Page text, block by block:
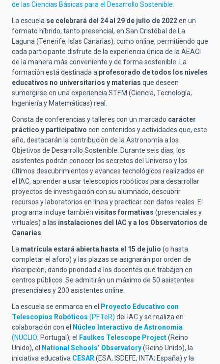
de las Ciencias Básicas para el Desarrollo Sostenible.
La escuela se celebrará del 24 al 29 de julio de 2022en un
formato híbrido, tanto presencial, en San Cristóbal de La
Laguna (Tenerife, Islas Canarias), como online, permitiendo que
cada participante disfrute de la experiencia única de la AEACI
de la manera más conveniente y de forma sostenible. La
formación está destinada a profesorado de todos los niveles
educativos no universitarios y materias que deseen
sumergirse en una experiencia STEM (Ciencia, Tecnología,
Ingeniería y Matemáticas) real.
Consta de conferencias y talleres con un marcado carácter
práctico y participativo con contenidos y actividades que, este
año, destacarán la contribución de la Astronomía a los
Objetivos de Desarrollo Sostenible. Durante seis días, los
asistentes podrán conocer los secretos del Universo y los
últimos descubrimientos y avances tecnológicos realizados en
el IAC, aprender a usar telescopios robóticos para desarrollar
proyectos de investigación con su alumnado, descubrir
recursos y laboratorios en línea y practicar con datos reales. El
programa incluye también visitas formativas (presenciales y
virtuales) a las instalaciones del IAC y a los Observatorios de
Canarias.
La matrícula estará abierta hasta el 15 de julio (o hasta
completar el aforo) y las plazas se asignarán por orden de
inscripción, dando prioridad a los docentes que trabajen en
centros públicos. Se admitirán un máximo de 50 asistentes
presenciales y 200 asistentes online.
La escuela se enmarca en el
Proyecto Educativo con
Telescopios Robóticos (PETeR) del IAC y se realiza en
colaboración con el
Núcleo Interactivo de Astronomia
(NUCLIO; Portugal), el Faulkes Telescope Project(Reino
Unido), el
National Schools’ Observatory(Reino Unido), la
iniciativa educativa CESAR(ESA, ISDEFE, INTA; España) y la